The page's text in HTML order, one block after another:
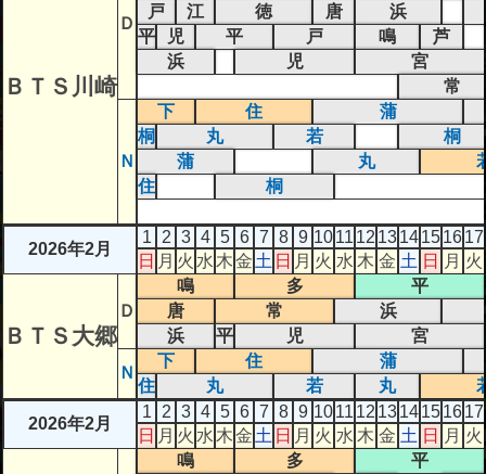
ＢＴＳ川崎
Ｄ
戸
江 徳 唐
浜
平
児 平 戸 鳴
芦
浜
児
宮
常
Ｎ
下 住
蒲
桐
丸 若
桐
蒲
丸
住
桐
2026年2月
1 2 3 4 5 6 7 8 9 1011 12 1314151617
日 月 火 水 木金 土 日 月 火 水 木 金 土 日 月 火
ＢＴＳ大郷
Ｄ
鳴 多
平
唐
常
浜
浜
平 児
宮
Ｎ
下 住
蒲
住
丸 若 丸
2026年2月
1 2 3 4 5 6 7 8 9 1011 12 1314151617
日 月 火 水 木金 土 日 月 火 水 木 金 土 日 月 火
鳴 多
平